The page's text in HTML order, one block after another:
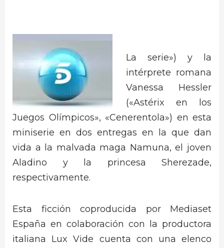
La serie») y la
intérprete romana
Vanessa Hessler
(«Astérix en los
Juegos Olímpicos», «Cenerentola») en esta
miniserie en dos entregas en la que dan
vida a la malvada maga Namuna, el joven
Aladino y la princesa Sherezade,
respectivamente.
Esta ficción coproducida por Mediaset
España en colaboración con la productora
italiana Lux Vide cuenta con una elenco